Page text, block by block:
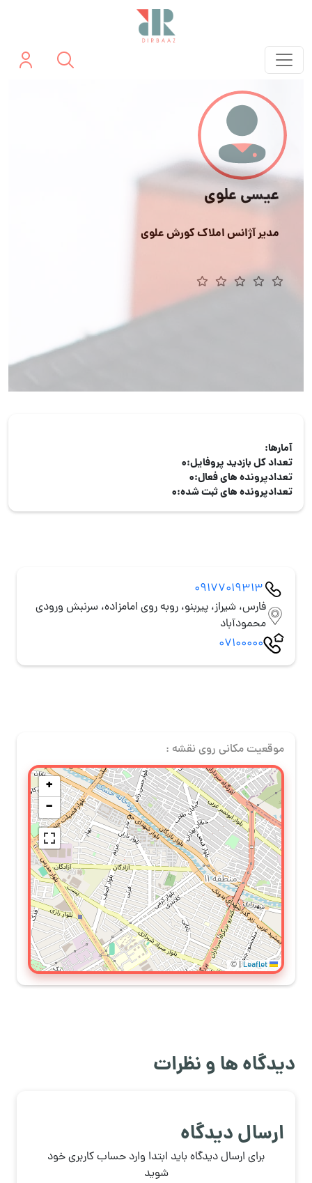
عیسی علوی
مدیر آژانس املاک کورش علوی
آمارها:
تعداد کل بازدید پروفایل:0
تعدادپرونده های فعال:0
تعدادپرونده های ثبت شده:0
09177019313
فارس، شیراز، پیربنو، روبه روی امامزاده، سرنبش ورودی
محمودآباد
07100000
موقعیت مکانی روی نقشه :
+
−
|
©
دیدگاه ها و نظرات
ارسال دیدگاه
برای ارسال دیدگاه باید ابتدا وارد حساب کاربری خود
شوید